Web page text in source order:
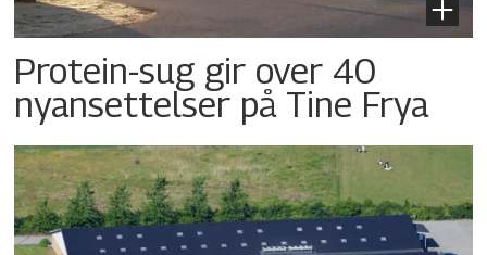
Protein-sug gir over 40
nyansettelser på Tine Frya